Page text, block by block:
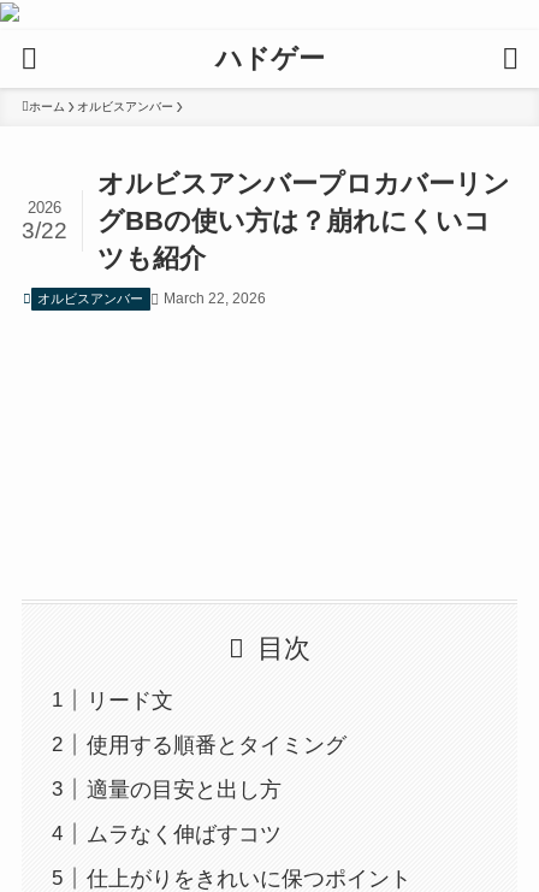
ハドゲー
ホーム オルビスアンバー
オルビスアンバープロカバーリン
グBBの使い方は？崩れにくいコ
ツも紹介
2026
3/22
オルビスアンバー March 22, 2026
目次
リード文
使用する順番とタイミング
適量の目安と出し方
ムラなく伸ばすコツ
仕上がりをきれいに保つポイント